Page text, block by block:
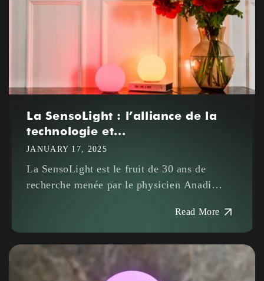
La SensoLight : l’alliance de la
technologie et...
JANUARY 17, 2025
La SensoLight est le fruit de 30 ans de
recherche menée par le physicien Anadi
« modulation de la lumière », elle utilise des
pulsations...
Read More